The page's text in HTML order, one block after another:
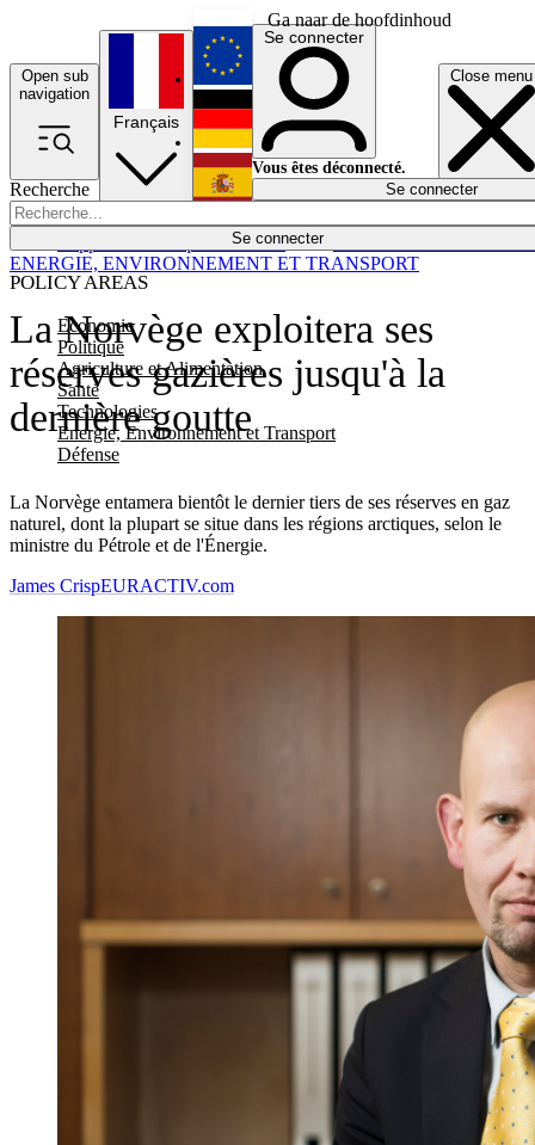
Ga naar de hoofdinhoud
Open sub
navigation
Close menu
Recherche
Se connecter
POLICY AREAS
Economie
Politique
Agriculture et Alimentation
Santé
Technologies
Energie, Environnement et Transport
Défense
Économie
Français
English
Deutsch
Español
Se connecter
Vous êtes déconnecté.
Se connecter
La Norvège exploitera ses
réserves gazières jusqu'à la
dernière goutte
La Norvège entamera bientôt le dernier tiers de ses réserves en gaz
naturel, dont la plupart se situe dans les régions arctiques, selon le
ministre du Pétrole et de l'Énergie.
ENERGIE, ENVIRONNEMENT ET TRANSPORT
James CrispEURACTIV.com